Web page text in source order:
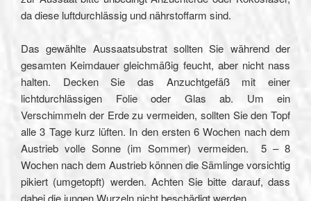
da diese luftdurchlässig und nährstoffarm sind.
Das gewählte Aussaatsubstrat sollten Sie während der
gesamten Keimdauer gleichmäßig feucht, aber nicht nass
halten. Decken Sie das Anzuchtgefäß mit einer
lichtdurchlässigen Folie oder Glas ab. Um ein
Verschimmeln der Erde zu vermeiden, sollten Sie den Topf
alle 3 Tage kurz lüften. In den ersten 6 Wochen nach dem
Austrieb volle Sonne (im Sommer) vermeiden. 5 – 8
Wochen nach dem Austrieb können die Sämlinge vorsichtig
pikiert (umgetopft) werden. Achten Sie bitte darauf, dass
dabei die jungen Wurzeln nicht beschädigt werden.